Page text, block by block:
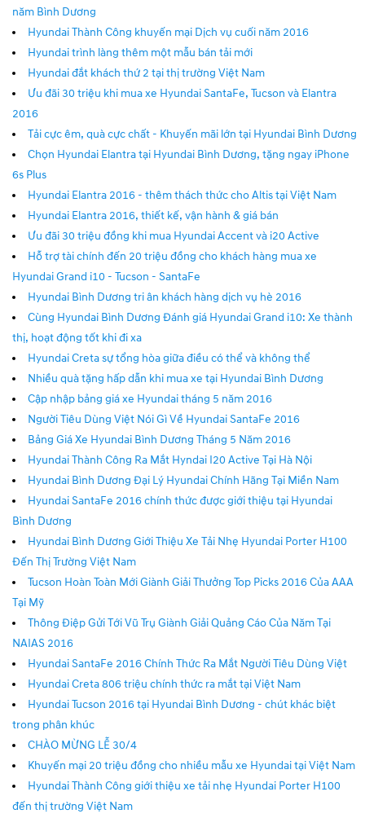
năm Bình Dương
Hyundai Thành Công khuyến mại Dịch vụ cuối năm 2016
Hyundai trình làng thêm một mẫu bán tải mới
Hyundai đắt khách thứ 2 tại thị trường Việt Nam
Ưu đãi 30 triệu khi mua xe Hyundai SantaFe, Tucson và Elantra
2016
Tải cực êm, quà cực chất - Khuyến mãi lớn tại Hyundai Bình Dương
Chọn Hyundai Elantra tại Hyundai Bình Dương, tặng ngay iPhone
6s Plus
Hyundai Elantra 2016 - thêm thách thức cho Altis tại Việt Nam
Hyundai Elantra 2016, thiết kế, vận hành & giá bán
Ưu đãi 30 triệu đồng khi mua Hyundai Accent và i20 Active
Hỗ trợ tài chính đến 20 triệu đồng cho khách hàng mua xe
Hyundai Grand i10 - Tucson - SantaFe
Hyundai Bình Dương tri ân khách hàng dịch vụ hè 2016
Cùng Hyundai Bình Dương Đánh giá Hyundai Grand i10: Xe thành
thị, hoạt động tốt khi đi xa
Hyundai Creta sự tổng hòa giữa điều có thể và không thể
Nhiều quà tặng hấp dẫn khi mua xe tại Hyundai Bình Dương
Cập nhập bảng giá xe Hyundai tháng 5 năm 2016
Người Tiêu Dùng Việt Nói Gì Về Hyundai SantaFe 2016
Bảng Giá Xe Hyundai Bình Dương Tháng 5 Năm 2016
Hyundai Thành Công Ra Mắt Hyndai I20 Active Tại Hà Nội
Hyundai Bình Dương Đại Lý Hyundai Chính Hãng Tại Miền Nam
Hyundai SantaFe 2016 chính thức được giới thiệu tại Hyundai
Bình Dương
Hyundai Bình Dương Giới Thiệu Xe Tải Nhẹ Hyundai Porter H100
Đến Thị Trường Việt Nam
Tucson Hoàn Toàn Mới Giành Giải Thưởng Top Picks 2016 Của AAA
Tại Mỹ
Thông Điệp Gửi Tới Vũ Trụ Giành Giải Quảng Cáo Của Năm Tại
NAIAS 2016
Hyundai SantaFe 2016 Chính Thức Ra Mắt Người Tiêu Dùng Việt
Hyundai Creta 806 triệu chính thức ra mắt tại Việt Nam
Hyundai Tucson 2016 tại Hyundai Bình Dương - chút khác biệt
trong phân khúc
CHÀO MỪNG LỄ 30/4
Khuyến mại 20 triệu đồng cho nhiều mẫu xe Hyundai tại Việt Nam
Hyundai Thành Công giới thiệu xe tải nhẹ Hyundai Porter H100
đến thị trường Việt Nam